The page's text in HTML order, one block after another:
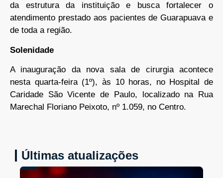
da estrutura da instituição e busca fortalecer o
atendimento prestado aos pacientes de Guarapuava e
de toda a região.
Solenidade
A inauguração da nova sala de cirurgia acontece
nesta quarta-feira (1º), às 10 horas, no Hospital de
Caridade São Vicente de Paulo, localizado na Rua
Marechal Floriano Peixoto, nº 1.059, no Centro.
Últimas atualizações